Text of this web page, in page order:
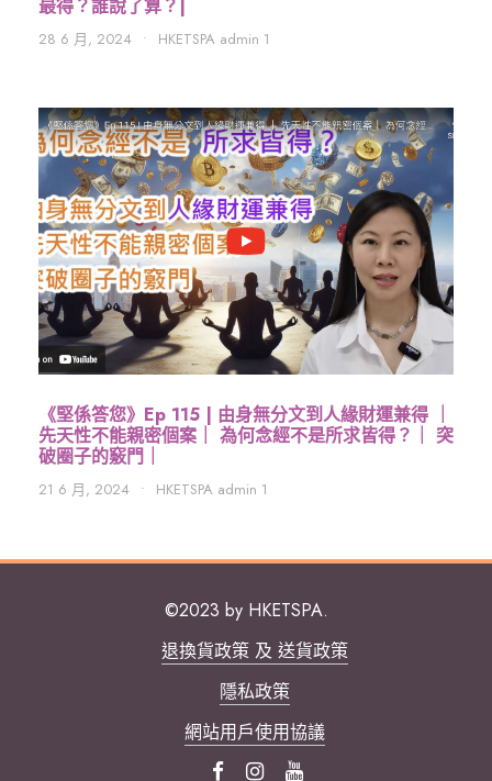
最得？誰說了算？|
28 6 月, 2024 • HKETSPA admin 1
《堅係答您》Ep 115 | 由身無分文到人緣財運兼得 ｜
先天性不能親密個案｜ 為何念經不是所求皆得？｜ 突
破圈子的竅門｜
21 6 月, 2024 • HKETSPA admin 1
©2023 by HKETSPA.
退換貨政策 及 送貨政策
隱私政策
網站用戶使用協議